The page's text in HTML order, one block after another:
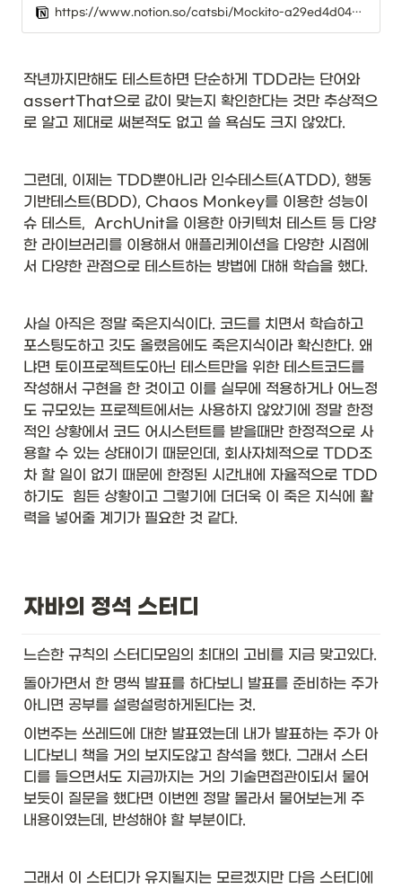
증할 수 있는 방법을 제공해주는 프레임워크 협업 혹은 외부 API를 사
용해서 개발을 해야하는 경우가 많다. 그런데 협업하는 다른 개발자가
해당 API를 아직 구현하지 않았거나 외부 API가 현재 제공되지 않는
https://www.notion.so/catsbi/Mockito-a29ed4d049d344d3bd24154d6a7dc71f
작년까지만해도 테스트하면 단순하게 TDD라는 단어와
assertThat으로 값이 맞는지 확인한다는 것만 추상적으
로 알고 제대로 써본적도 없고 쓸 욕심도 크지 않았다.
그런데, 이제는 TDD뿐아니라 인수테스트(ATDD), 행동
기반테스트(BDD), Chaos Monkey를 이용한 성능이
슈 테스트,  ArchUnit을 이용한 아키텍처 테스트 등 다양
한 라이브러리를 이용해서 애플리케이션을 다양한 시점에
서 다양한 관점으로 테스트하는 방법에 대해 학습을 했다.
사실 아직은 정말 죽은지식이다. 코드를 치면서 학습하고
포스팅도하고 깃도 올렸음에도 죽은지식이라 확신한다. 왜
냐면 토이프로젝트도아닌 테스트만을 위한 테스트코드를
작성해서 구현을 한 것이고 이를 실무에 적용하거나 어느정
도 규모있는 프로젝트에서는 사용하지 않았기에 정말 한정
적인 상황에서 코드 어시스턴트를 받을때만 한정적으로 사
용할 수 있는 상태이기 때문인데, 회사자체적으로 TDD조
차 할 일이 없기 때문에 한정된 시간내에 자율적으로 TDD
하기도  힘든 상황이고 그렇기에 더더욱 이 죽은 지식에 활
력을 넣어줄 계기가 필요한 것 같다.
자바의 정석 스터디
돌아가면서 한 명씩 발표를 하다보니 발표를 준비하는 주가
아니면 공부를 설렁설렁하게된다는 것.
이번주는 쓰레드에 대한 발표였는데 내가 발표하는 주가 아
니다보니 책을 거의 보지도않고 참석을 했다. 그래서 스터
디를 들으면서도 지금까지는 거의 기술면접관이되서 물어
보듯이 질문을 했다면 이번엔 정말 몰라서 물어보는게 주
내용이였는데, 반성해야 할 부분이다.
그래서 이 스터디가 유지될지는 모르겠지만 다음 스터디에